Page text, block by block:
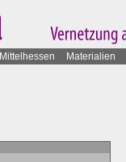
Materialien